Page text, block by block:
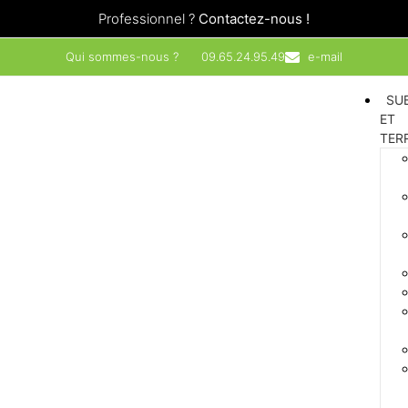
Professionnel ? Contactez-nous !
Qui sommes-nous ? 09.65.24.95.49 e-mail
ET